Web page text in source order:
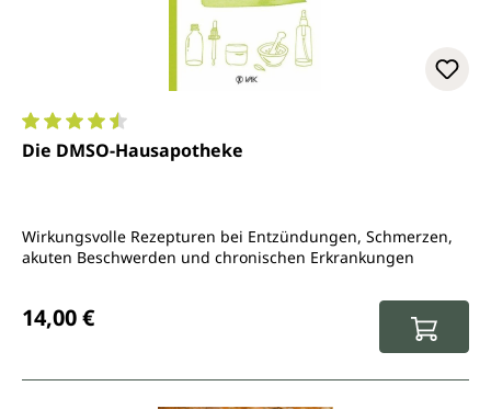
Durchschnittliche Bewertung von 4.5 von 5 Sternen
Die DMSO-Hausapotheke
Wirkungsvolle Rezepturen bei Entzündungen, Schmerzen,
akuten Beschwerden und chronischen Erkrankungen
14,00 €